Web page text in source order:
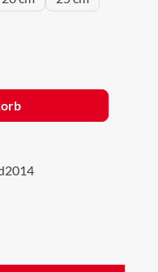
gewünschten